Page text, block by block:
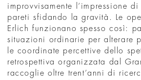
improvvisamente l’impressione
pareti sfidando la gravità. Le
Erlich funzionano spesso così:
situazioni ordinarie per alterare
le coordinate percettive dello
retrospettiva organizzata dal
raccoglie oltre trent’anni di